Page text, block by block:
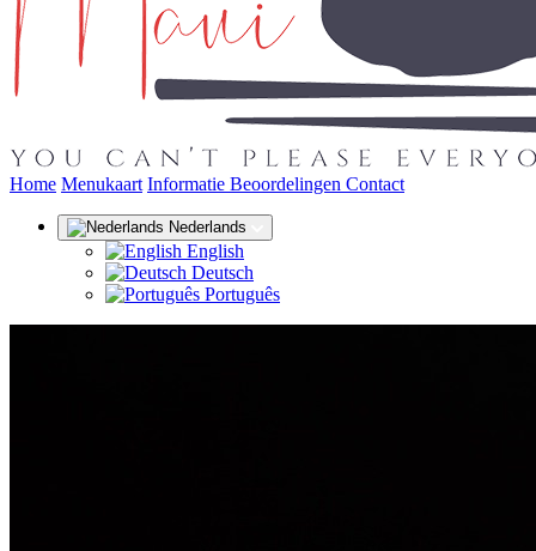
Home Menukaart Informatie Beoordelingen Contact(huidige)
Nederlands
English
Deutsch
Português